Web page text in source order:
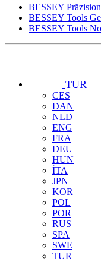
BESSEY
BESSEY Tools
BESSEY Tools
TUR
CES
DAN
NLD
ENG
FRA
DEU
HUN
İTA
JPN
KOR
POL
POR
RUS
SPA
SWE
TUR